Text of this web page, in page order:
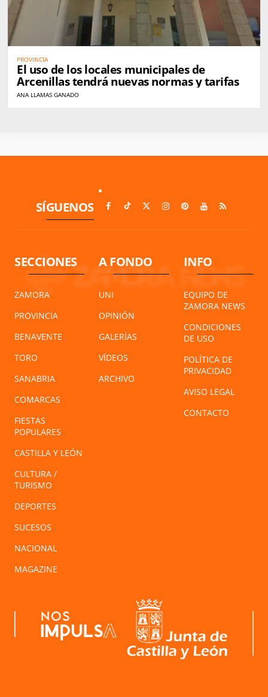
PROVINCIA
El uso de los locales municipales de
Arcenillas tendrá nuevas normas y tarifas
ANA LLAMAS GANADO
SÍGUENOS
SECCIONES
ZAMORA
PROVINCIA
BENAVENTE
TORO
SANABRIA
COMARCAS
FIESTAS
POPULARES
CASTILLA Y LEÓN
CULTURA /
TURISMO
DEPORTES
SUCESOS
NACIONAL
MAGAZINE
A FONDO
UNI
OPINIÓN
GALERÍAS
VÍDEOS
ARCHIVO
INFO
EQUIPO DE
ZAMORA NEWS
CONDICIONES
DE USO
POLÍTICA DE
PRIVACIDAD
AVISO LEGAL
CONTACTO